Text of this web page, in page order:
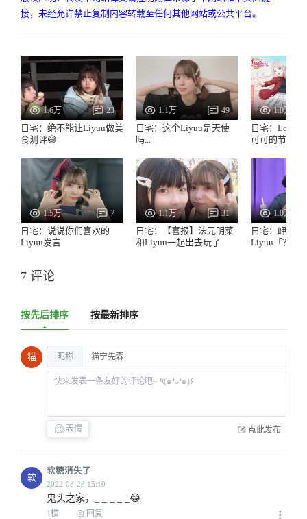
接，未经允许禁止复制内容转载至任何其他网站或公共平台。
1.6万 23
日宅：绝不能让Liyuu做美
食测评😅
1.5万 7
日宅：说说你们喜欢的
Liyuu发言
1.1万 49
日宅：这个Liyuu是天使
吗...
1.1万 31
日宅：【喜报】法元明菜
和Liyuu一起出去玩了
1.0万
日宅：
可可的节目第
1.0万
日宅：岬奈
Liyuu「？」
7 评论
按先后排序 按最新排序
猫 昵称
表情 点此发布
软
软糖消失了
鬼头之家，_ _ _ _ _😂
1楼 回复